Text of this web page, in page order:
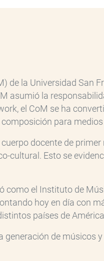
de la Universidad San
asumió la
el CoM se ha
para
docente de
cultural. Esto se
como el Instituto de
hoy en día con
países de
generación de músicos